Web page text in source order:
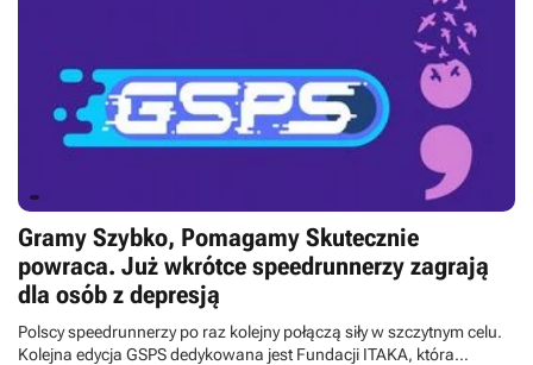
Gramy Szybko, Pomagamy Skutecznie
powraca. Już wkrótce speedrunnerzy zagrają
dla osób z depresją
Polscy speedrunnerzy po raz kolejny połączą siły w szczytnym celu.
Kolejna edycja GSPS dedykowana jest Fundacji ITAKA, która